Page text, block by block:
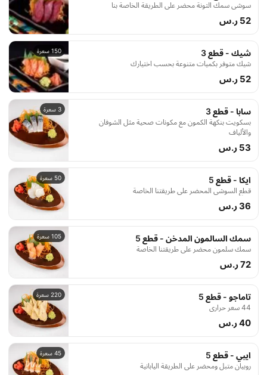
سوشي سمك التونة محضر على الطريقة الخاصة بنا
52 ر.س
150 سعرة شيك - قطع 3
شيك متوفر بكميات متنوعة بحسب اختيارك
52 ر.س
3 سعرة سابا - قطع 3
بسكويت بنكهة الكمون مع مكونات صحية مثل الشوفان
والألياف
53 ر.س
50 سعرة ايكا - قطع 5
قطع السوشي المحضر على طريقتنا الخاصة
36 ر.س
105 سعرة سمك السالمون المدخن - قطع 5
سمك سلمون محضر على طريقتنا الخاصة
72 ر.س
220 سعرة تاماجو - قطع 5
44 سعر حراري
40 ر.س
45 سعرة ايبي - قطع 5
روبيان متبل ومحضر على الطريقة اليابانية